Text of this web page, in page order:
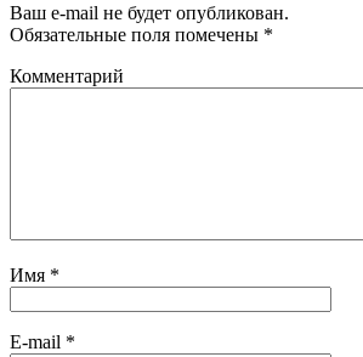
Ваш e-mail не будет опубликован.
Обязательные поля помечены *
Комментарий
Имя *
E-mail *